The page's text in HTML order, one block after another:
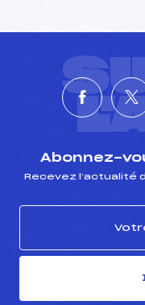
Abonnez-
Recevez l’actualité